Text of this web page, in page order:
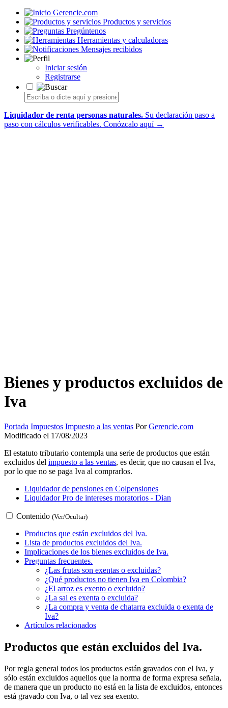
Gerencie.com
Productos y servicios
Pregúntenos
Herramientas y calculadoras
Mensajes recibidos
Iniciar sesión
Registrarse
Liquidador de renta personas naturales. Su declaración paso a
paso con cálculos verificables. Conózcalo aquí →
Bienes y productos excluidos de
Iva
Portada Impuestos Impuesto a las ventas PorGerencie.com
Modificado el 17/08/2023
El estatuto tributario contempla una serie de productos que están
excluidos del impuesto a las ventas, es decir, que no causan el Iva,
por lo que no se paga Iva al comprarlos.
Liquidador de pensiones en Colpensiones
Liquidador Pro de intereses moratorios - Dian
Contenido (Ver/Ocultar)
Productos que están excluidos del Iva.
Lista de productos excluidos del Iva.
Implicaciones de los bienes excluidos de Iva.
Preguntas frecuentes.
¿Las frutas son exentas o excluidas?
¿Qué productos no tienen Iva en Colombia?
¿El arroz es exento o excluido?
¿La sal es exenta o excluida?
¿La compra y venta de chatarra excluida o exenta de
Iva?
Artículos relacionados
Productos que están excluidos del Iva.
Por regla general todos los productos están gravados con el Iva, y
sólo están excluidos aquellos que la norma de forma expresa señala,
de manera que un producto no está en la lista de excluidos, entonces
está gravado con Iva, o tal vez sea exento.